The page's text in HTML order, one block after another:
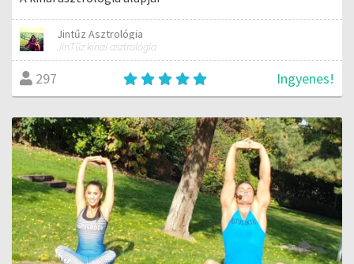
Jintűz Asztrológia
JinTűz kínai asztrológia
297 Ingyenes!